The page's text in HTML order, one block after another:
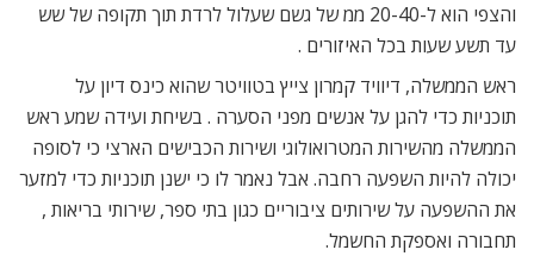
והצפי הוא ל-20-40 ממ של גשם שעלול לרדת תוך תקופה של שש
עד תשע שעות בכל האיזורים .
ראש הממשלה, דיוויד קמרון צייץ בטוויטר שהוא כינס דיון על
תוכניות כדי להגן על אנשים מפני הסערה . בשיחת ועידה שמע ראש
הממשלה מהשירות המטרואולוגי ושירות הכבישים הארצי כי לסופה
יכולה להיות השפעה רחבה. אבל נאמר לו כי ישנן תוכניות כדי למזער
את ההשפעה על שירותים ציבוריים כגון בתי ספר, שירותי בריאות ,
תחבורה ואספקת החשמל.